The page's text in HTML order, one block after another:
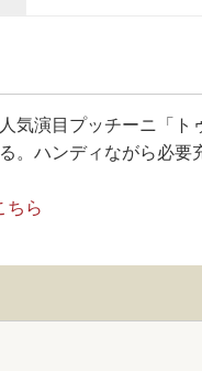
気演目プッチーニ「
ハンディながら必要
ちら